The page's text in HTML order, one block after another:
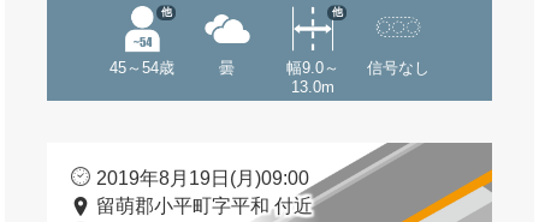
45～54歳
他
曇
幅9.0～
13.0m
他
信号なし
2019年8月19日(月)09:00
留萌郡小平町字平和 付近